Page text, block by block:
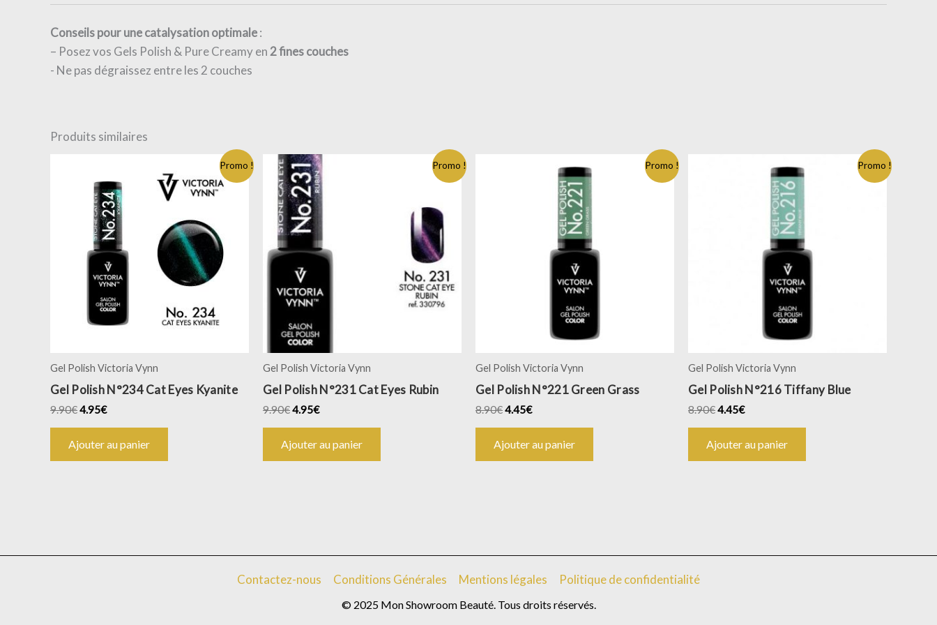
Conseils pour une catalysation optimale:
– Posez vos Gels Polish & Pure Creamy en 2fines couches
​- Ne pas dégraissez entre les 2 couches
Produits similaires
Promo !
Gel Polish Victoria Vynn
Gel Polish N°234 Cat Eyes Kyanite
9.90€4.95€
Ajouter au panier
Promo !
Gel Polish Victoria Vynn
Gel Polish N°231 Cat Eyes Rubin
9.90€4.95€
Ajouter au panier
Promo !
Gel Polish Victoria Vynn
Gel Polish N°221 Green Grass
8.90€4.45€
Ajouter au panier
Promo !
Gel Polish Victoria Vynn
Gel Polish N°216 Tiffany Blue
8.90€4.45€
Ajouter au panier
Contactez-nous Conditions Générales Mentions légales Politique de confidentialité
© 2025 Mon Showroom Beauté. Tous droits réservés.